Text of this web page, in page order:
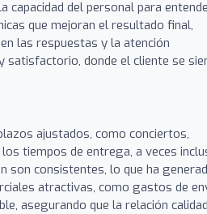
capacidad del personal para
que mejoran el resultado final,
las respuestas y la atención
satisfactorio, donde el cliente se
ajustados, como conciertos,
tiempos de entrega, a veces
son consistentes, lo que ha
atractivas, como gastos de
asegurando que la relación